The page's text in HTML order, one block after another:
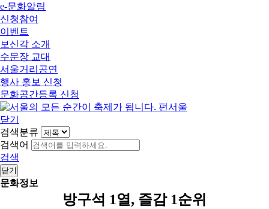
e-문화알림
신청참여
이벤트
보신각 소개
수문장 교대
서울거리공연
행사 홍보 신청
문화공간등록 신청
닫기
검색분류
검색어
검색
닫기
문화정보
방구석 1열, 즐감 1순위